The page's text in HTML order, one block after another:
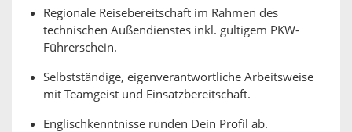
Regionale Reisebereitschaft im Rahmen des
technischen Außendienstes inkl. gültigem PKW-
Führerschein.
Selbstständige, eigenverantwortliche Arbeitsweise
mit Teamgeist und Einsatzbereitschaft.
Englischkenntnisse runden Dein Profil ab.